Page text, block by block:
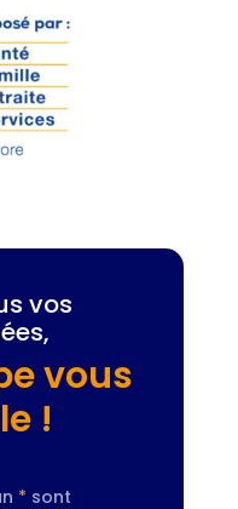
vos
vous
!
* sont